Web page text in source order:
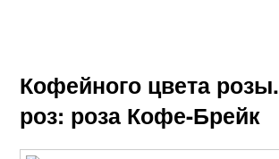
Кофейного цвета
роз: роза Кофе-Брейк